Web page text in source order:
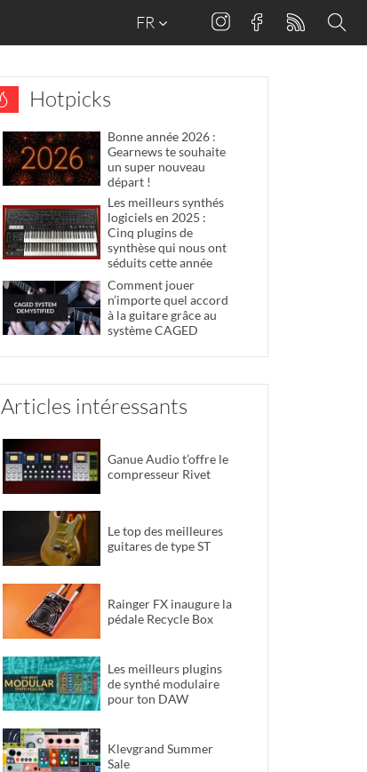
FR
Hotpicks
Bonne année 2026 :
Gearnews te souhaite
un super nouveau
départ !
Les meilleurs synthés
logiciels en 2025 :
Cinq plugins de
synthèse qui nous ont
séduits cette année
Comment jouer
n’importe quel accord
à la guitare grâce au
système CAGED
Articles intéressants
Ganue Audio t’offre le
compresseur Rivet
Le top des meilleures
guitares de type ST
Rainger FX inaugure la
pédale Recycle Box
Les meilleurs plugins
de synthé modulaire
pour ton DAW
Klevgrand Summer
Sale